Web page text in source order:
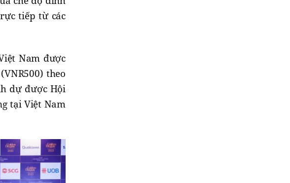
tiếp từ các
Nam được
theo
dự được Hội
tại Việt Nam